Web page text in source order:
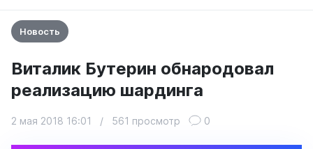
Новость
Виталик Бутерин обнародовал
реализацию шардинга
2 мая 2018 16:01 / 561 просмотр 0